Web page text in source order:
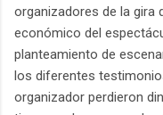
organizadores de la gira
económico del
planteamiento de
los diferentes
organizador perdieron